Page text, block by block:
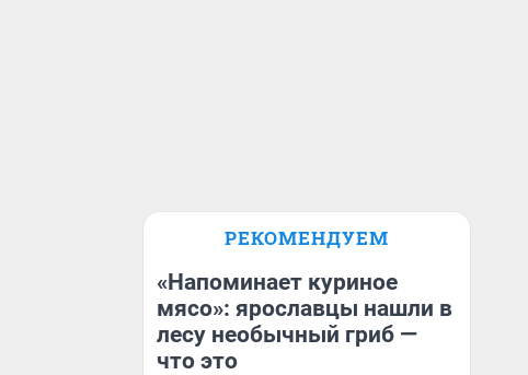
РЕКОМЕНДУЕМ
«Напоминает куриное
мясо»: ярославцы нашли в
лесу необычный гриб —
что это